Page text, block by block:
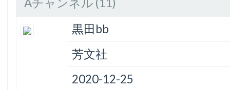
Aチャンネル (11)
黒田bb
芳文社
2020-12-25